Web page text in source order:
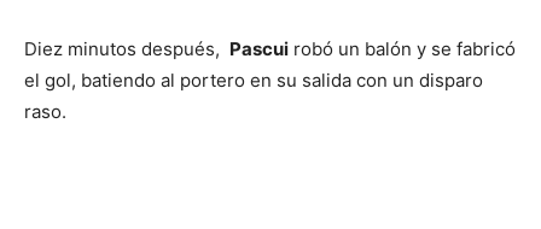
Diez minutos después, Pascui robó un balón y se fabricó
el gol, batiendo al portero en su salida con un disparo
raso.